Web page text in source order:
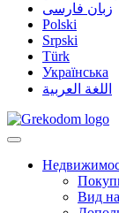
زبان فارسی
Polski
Srpski
Türk
Українська
اللغة العربية
Вид